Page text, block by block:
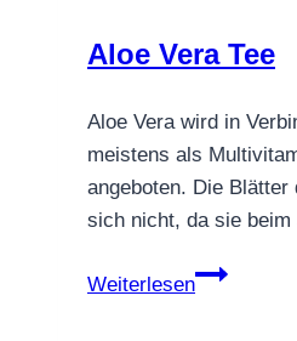
Aloe Vera Tee
Aloe Vera wird in
meistens als
angeboten. Die Blätter
sich nicht, da sie beim
Weiterlesen
Aloe